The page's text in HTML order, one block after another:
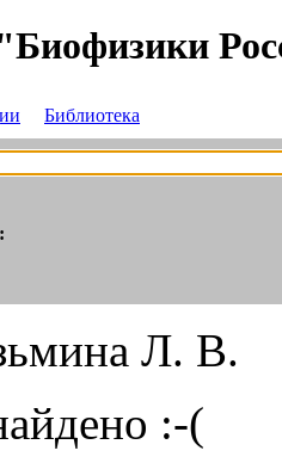
Библиотека
:
Л. В.
:-(